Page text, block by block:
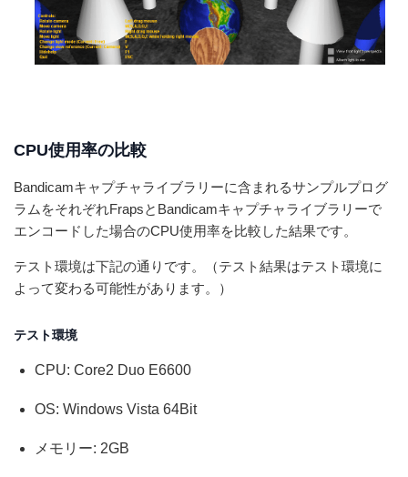
CPU使用率の比較
Bandicamキャプチャライブラリーに含まれるサンプルプログ
ラムをそれぞれFrapsとBandicamキャプチャライブラリーで
エンコードした場合のCPU使用率を比較した結果です。
テスト環境は下記の通りです。（テスト結果はテスト環境に
よって変わる可能性があります。）
テスト環境
CPU: Core2 Duo E6600
OS: Windows Vista 64Bit
メモリー: 2GB